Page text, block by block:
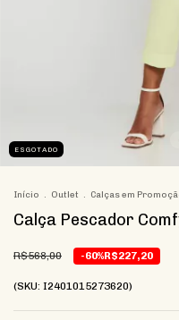
ESGOTADO
Início . Outlet . Calças em
Calça Pescador
R$568,00 -60%R$227,20
(SKU: I2401015273620)